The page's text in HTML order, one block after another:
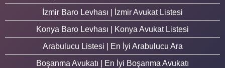
İzmir Baro Levhası | İzmir Avukat Listesi
Konya Baro Levhası | Konya Avukat Listesi
Arabulucu Listesi | En İyi Arabulucu Ara
Boşanma Avukatı | En İyi Boşanma Avukatı